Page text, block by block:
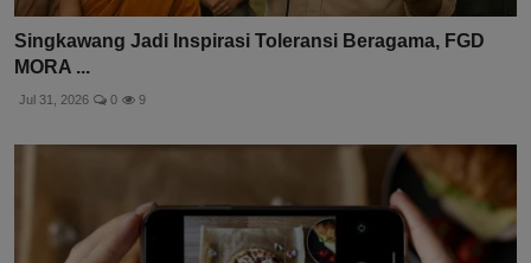
Singkawang Jadi Inspirasi Toleransi Beragama, FGD
MORA ...
Jul 31, 2026 0 9